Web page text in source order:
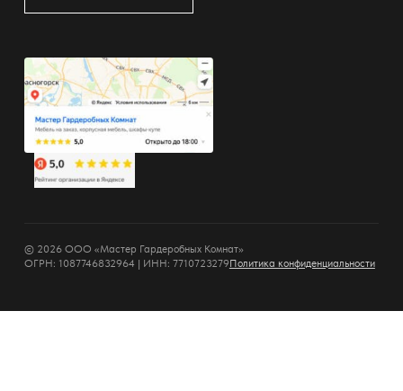
© 2026 ООО «Мастер Гардеробных Комнат»
ОГРН: 1087746832964 | ИНН: 7710723279Политика конфиденциальности